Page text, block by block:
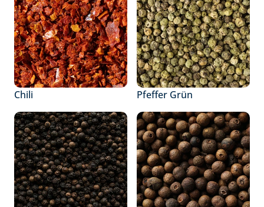
Chili Pfeffer Grün